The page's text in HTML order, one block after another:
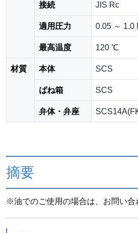
接続 JIS Rc
適用圧力 0.05 ～ 1.0
最高温度 120 ℃
材質 本体 SCS
ばね箱 SCS
弁体・弁座
摘要
※油でのご使用の場合は、お問い合